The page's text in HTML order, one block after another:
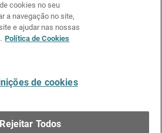
YouTube
cookies no seu
a navegação no site,
e ajudar nas nossas
Política de Cookies
de cookies
Rejeitar Todos